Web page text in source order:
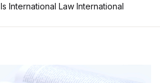
Is International Law International